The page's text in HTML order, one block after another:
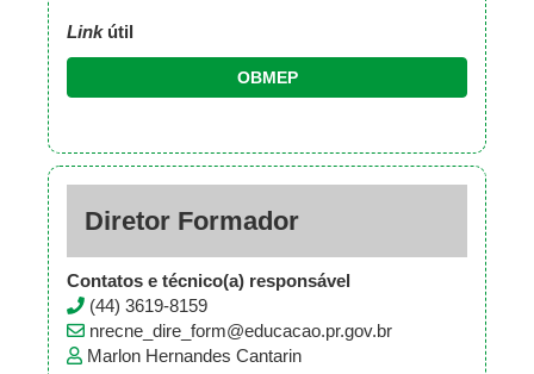
Linkútil
OBMEP
Diretor Formador
Contatos e técnico(a) responsável
(44) 3619-8159
nrecne_dire_form@educacao.pr.gov.br
Marlon Hernandes Cantarin